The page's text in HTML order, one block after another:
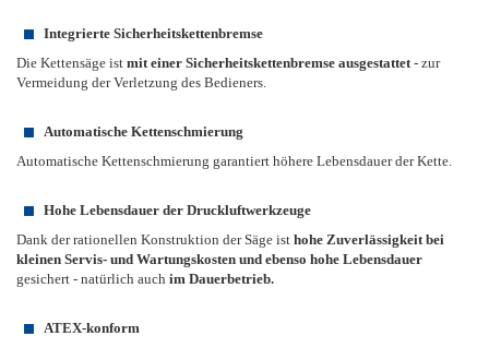
Integrierte Sicherheitskettenbremse
Die Kettensäge ist mit einer Sicherheitskettenbremse ausgestattet- zur
Vermeidung der Verletzung des Bedieners.
Automatische Kettenschmierung
Automatische Kettenschmierung garantiert höhere Lebensdauer der Kette.
Hohe Lebensdauer der Druckluftwerkzeuge
Dank der rationellen Konstruktion der Säge ist hohe Zuverlässigkeit bei
kleinen Servis- und Wartungskosten und ebenso hohe Lebensdauer
gesichert - natürlich auch im Dauerbetrieb.
ATEX-konform